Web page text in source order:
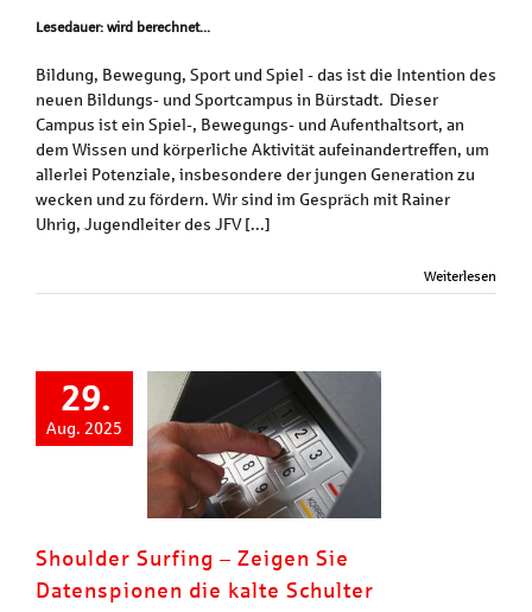
Lesedauer: wird berechnet...
Bildung, Bewegung, Sport und Spiel - das ist die Intention des
neuen Bildungs- und Sportcampus in Bürstadt. Dieser
Campus ist ein Spiel-, Bewegungs- und Aufenthaltsort, an
dem Wissen und körperliche Aktivität aufeinandertreffen, um
allerlei Potenziale, insbesondere der jungen Generation zu
wecken und zu fördern. Wir sind im Gespräch mit Rainer
Uhrig, Jugendleiter des JFV [...]
Weiterlesen
29.
Aug. 2025
Shoulder Surfing – Zeigen Sie
Datenspionen die kalte Schulter